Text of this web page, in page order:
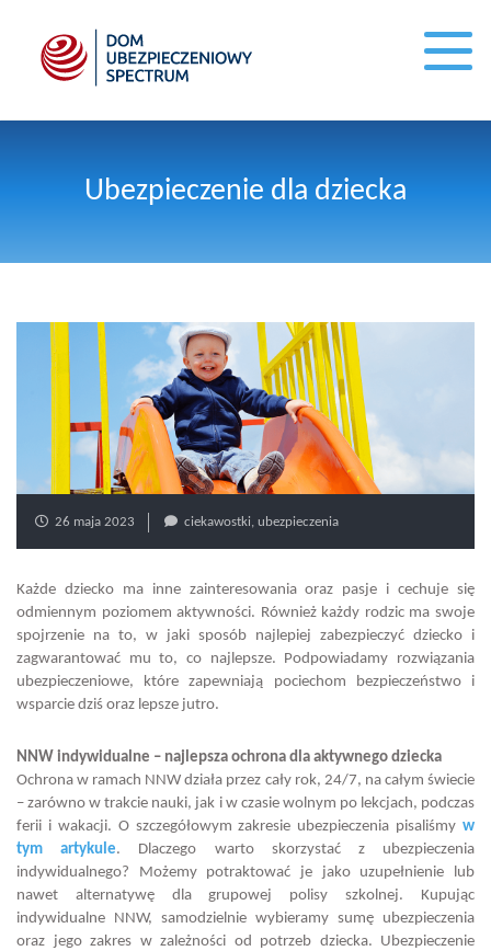
Ubezpieczenie dla dziecka
26 maja 2023 ciekawostki, ubezpieczenia
Każde dziecko ma inne zainteresowania oraz pasje i cechuje się
odmiennym poziomem aktywności. Również każdy rodzic ma swoje
spojrzenie na to, w jaki sposób najlepiej zabezpieczyć dziecko i
zagwarantować mu to, co najlepsze. Podpowiadamy rozwiązania
ubezpieczeniowe, które zapewniają pociechom bezpieczeństwo i
wsparcie dziś oraz lepsze jutro.
NNW indywidualne – najlepsza ochrona dla aktywnego dziecka
Ochrona w ramach NNW działa przez cały rok, 24/7, na całym świecie
– zarówno w trakcie nauki, jak i w czasie wolnym po lekcjach, podczas
ferii i wakacji. O szczegółowym zakresie ubezpieczenia pisaliśmy w
tym artykule. Dlaczego warto skorzystać z ubezpieczenia
indywidualnego? Możemy potraktować je jako uzupełnienie lub
nawet alternatywę dla grupowej polisy szkolnej. Kupując
indywidualne NNW, samodzielnie wybieramy sumę ubezpieczenia
oraz jego zakres w zależności od potrzeb dziecka. Ubezpieczenie